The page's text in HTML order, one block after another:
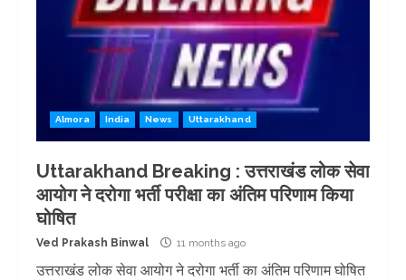
Almora India News Uttarakhand
Uttarakhand Breaking : उत्तराखंड लोक सेवा
आयोग ने दरोगा भर्ती परीक्षा का अंतिम परिणाम किया
घोषित
Ved Prakash Binwal 11 months ago
उत्तराखंड लोक सेवा आयोग ने दरोगा भर्ती का अंतिम परिणाम घोषित